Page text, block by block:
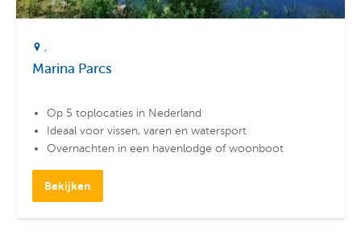
Marina Parcs
Op 5 toplocaties in Nederland
Ideaal voor vissen, varen en watersport
Overnachten in een havenlodge of woonboot
Bekijken